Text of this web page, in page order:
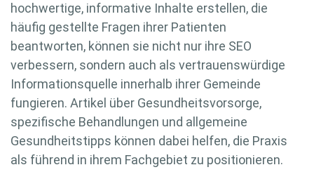
hochwertige, informative Inhalte erstellen, die
häufig gestellte Fragen ihrer Patienten
beantworten, können sie nicht nur ihre SEO
verbessern, sondern auch als vertrauenswürdige
Informationsquelle innerhalb ihrer Gemeinde
fungieren. Artikel über Gesundheitsvorsorge,
spezifische Behandlungen und allgemeine
Gesundheitstipps können dabei helfen, die Praxis
als führend in ihrem Fachgebiet zu positionieren.